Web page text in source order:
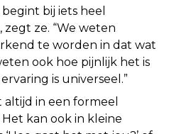
bij iets heel
zegt ze. “We weten
te worden in dat wat
ook hoe pijnlijk het is
is universeel.”
in een formeel
kan ook in kleine